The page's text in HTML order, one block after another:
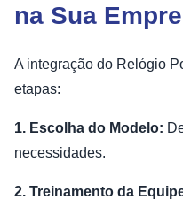
na Sua
A integração do Relógio
etapas:
1. Escolha do Modelo:
necessidades.
2. Treinamento da